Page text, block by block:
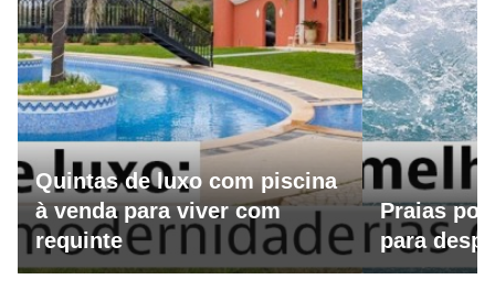
Quintas de luxo com piscina
à venda para viver com
requinte
Praias
para